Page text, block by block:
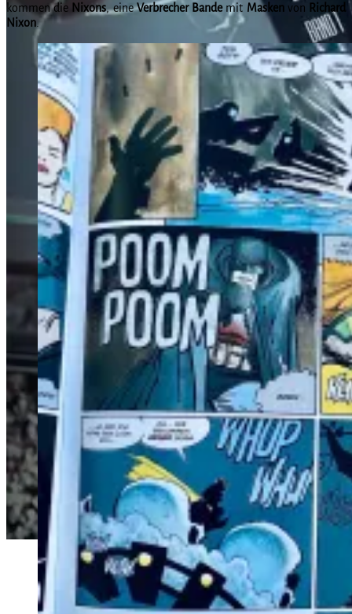
kommen die Nixons, eineVerbrecher Bandemit Maskenvon Richard
Nixon.